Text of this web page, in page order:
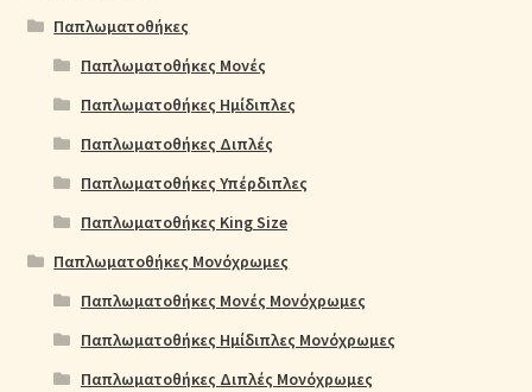
Παπλωματοθήκες
Παπλωματοθήκες Μονές
Παπλωματοθήκες Ημίδιπλες
Παπλωματοθήκες Διπλές
Παπλωματοθήκες Υπέρδιπλες
Παπλωματοθήκες King Size
Παπλωματοθήκες Μονόχρωμες
Παπλωματοθήκες Μονές Μονόχρωμες
Παπλωματοθήκες Ημίδιπλες Μονόχρωμες
Παπλωματοθήκες Διπλές Μονόχρωμες